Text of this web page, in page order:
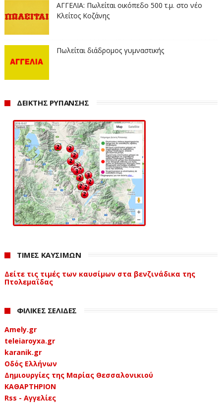
ΑΓΓΕΛΙΑ: Πωλείται οικόπεδο 500 τ.μ. στο νέο
Κλείτος Κοζάνης
Πωλείται διάδρομος γυμναστικής
ΔΕΙΚΤΗΣ ΡΥΠΑΝΣΗΣ
ΤΙΜΕΣ ΚΑΥΣΙΜΩΝ
Δείτε τις τιμές των καυσίμων στα βενζινάδικα της
Πτολεμαΐδας
ΦΙΛΙΚΕΣ ΣΕΛΙΔΕΣ
Amely.gr
teleiaroyxa.gr
karanik.gr
Οδός Ελλήνων
Δημιουργίες της Μαρίας Θεσσαλονικιού
ΚΑΘΑΡΤΗΡΙΟΝ
Rss - Αγγελίες